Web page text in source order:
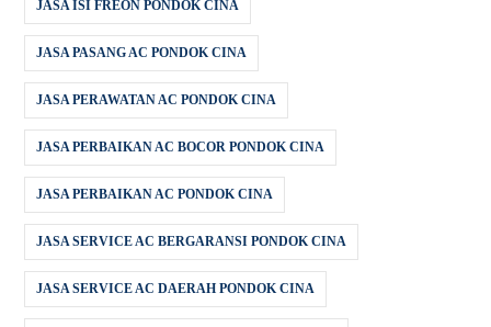
JASA ISI FREON PONDOK CINA
JASA PASANG AC PONDOK CINA
JASA PERAWATAN AC PONDOK CINA
JASA PERBAIKAN AC BOCOR PONDOK CINA
JASA PERBAIKAN AC PONDOK CINA
JASA SERVICE AC BERGARANSI PONDOK CINA
JASA SERVICE AC DAERAH PONDOK CINA